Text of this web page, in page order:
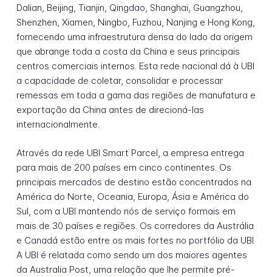
Dalian, Beijing, Tianjin, Qingdao, Shanghai, Guangzhou,
Shenzhen, Xiamen, Ningbo, Fuzhou, Nanjing e Hong Kong,
fornecendo uma infraestrutura densa do lado da origem
que abrange toda a costa da China e seus principais
centros comerciais internos. Esta rede nacional dá à UBI
a capacidade de coletar, consolidar e processar
remessas em toda a gama das regiões de manufatura e
exportação da China antes de direcioná-las
internacionalmente.
Através da rede UBI Smart Parcel, a empresa entrega
para mais de 200 países em cinco continentes. Os
principais mercados de destino estão concentrados na
América do Norte, Oceania, Europa, Ásia e América do
Sul, com a UBI mantendo nós de serviço formais em
mais de 30 países e regiões. Os corredores da Austrália
e Canadá estão entre os mais fortes no portfólio da UBI.
A UBI é relatada como sendo um dos maiores agentes
da Australia Post, uma relação que lhe permite pré-